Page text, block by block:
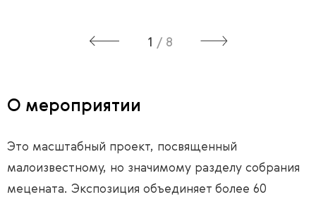
1 / 8
О мероприятии
Это масштабный проект, посвященный
малоизвестному, но значимому разделу собрания
мецената. Экспозиция объединяет более 60